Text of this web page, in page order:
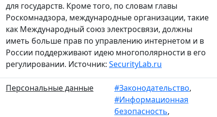
для государств. Кроме того, по словам главы
Роскомнадзора, международные организации, такие
как Международный союз электросвязи, должны
иметь больше прав по управлению интернетом и в
России поддерживают идею многополярности в его
регулировании. Источник: SecurityLab.ru
Персональные данные #Законодательство,
#Информационная
безопасность,